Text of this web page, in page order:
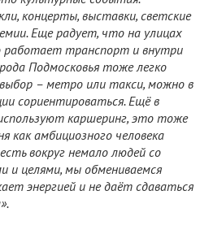
концерты, выставки, светские
Еще радует, что на улицах
работает транспорт и внутри
Подмосковья тоже легко
– метро или такси, можно в
сориентироваться. Ещё в
каршеринг, это тоже
как амбициозного человека
вокруг немало людей со
и целями, мы обмениваемся
энергией и не даёт сдаваться